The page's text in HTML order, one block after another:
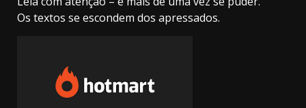
Os textos se escondem dos apressados.